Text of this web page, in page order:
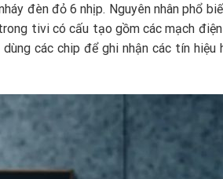
đèn đỏ 6 nhịp. Nguyên nhân phổ
tivi có cấu tạo gồm các mạch
các chip để ghi nhận các tín hiệu